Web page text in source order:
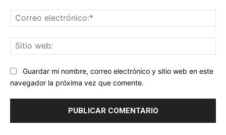
Guardar mi nombre, correo electrónico y sitio web en este
navegador la próxima vez que comente.